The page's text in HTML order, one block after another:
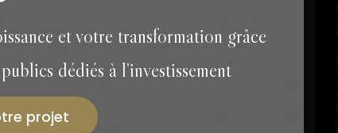
et votre transformation grâce
dédiés à l’investissement
projet